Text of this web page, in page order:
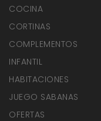
COCINA
CORTINAS
COMPLEMENTOS
INFANTIL
HABITACIONES
JUEGO SABANAS
OFERTAS